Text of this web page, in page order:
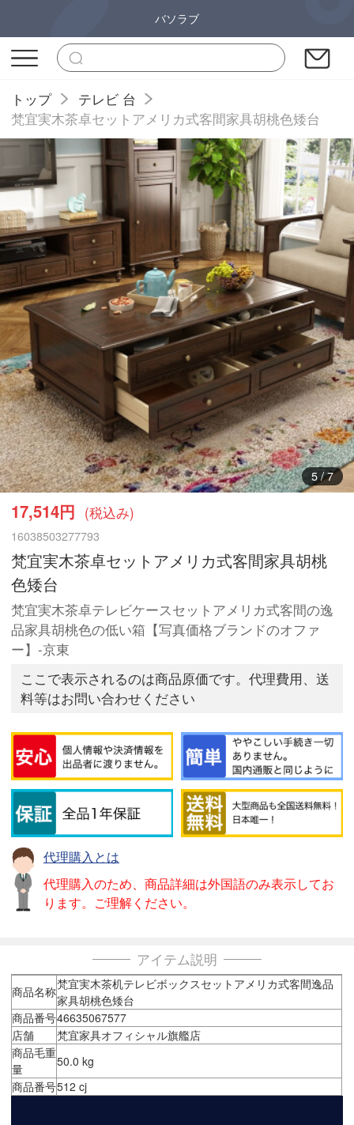
バソラブ
トップ
テレビ 台
梵宜実木茶卓セットアメリカ式客間家具胡桃色矮台
6/7
17,514円 (税込み)
16038503277793
梵宜実木茶卓セットアメリカ式客間家具胡桃
色矮台
梵宜実木茶卓テレビケースセットアメリカ式客間の逸
品家具胡桃色の低い箱【写真価格ブランドのオファ
ー】-京東
ここで表示されるのは商品原価です。代理費用、送
料等はお問い合わせください
代理購入とは
代理購入のため、商品詳細は外国語のみ表示してお
ります。ご理解ください。
アイテム説明
商品名称梵宜実木茶机テレビボックスセットアメリカ式客間逸品
家具胡桃色矮台
商品番号46635067577
店舗
梵宜家具オフィシャル旗艦店
商品毛重
量
50.0 kg
商品番号512 cj